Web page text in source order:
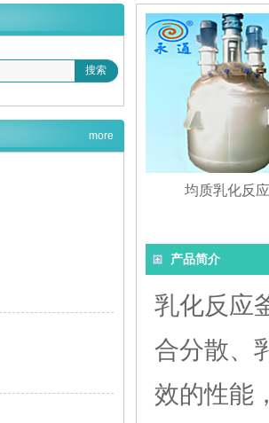
均质乳化反
产品简介
乳化反应
合分散、
效的性能
搜索
more